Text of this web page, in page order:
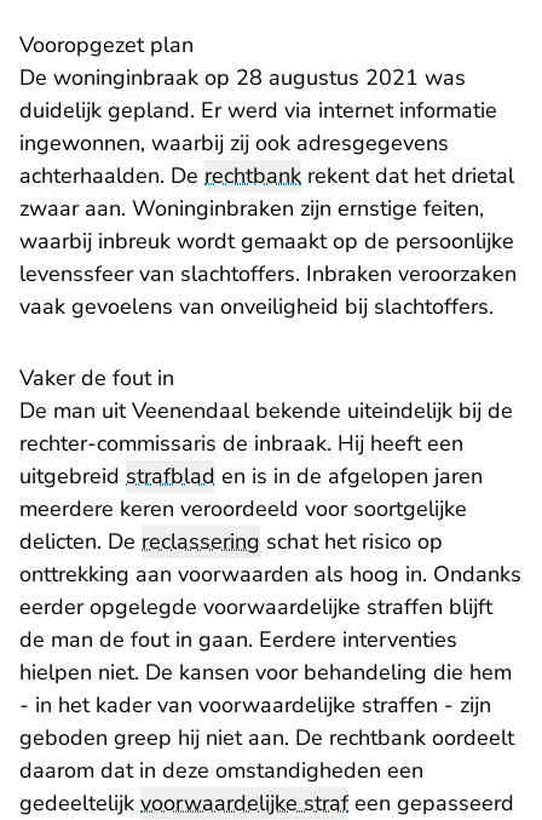
Vooropgezet plan
De woninginbraak op 28 augustus 2021 was
duidelijk gepland. Er werd via internet informatie
ingewonnen, waarbij zij ook adresgegevens
achterhaalden. De rechtbank rekent dat het drietal
zwaar aan. Woninginbraken zijn ernstige feiten,
waarbij inbreuk wordt gemaakt op de persoonlijke
levenssfeer van slachtoffers. Inbraken veroorzaken
vaak gevoelens van onveiligheid bij slachtoffers.
Vaker de fout in
De man uit Veenendaal bekende uiteindelijk bij de
rechter-commissaris de inbraak. Hij heeft een
uitgebreid strafblad en is in de afgelopen jaren
meerdere keren veroordeeld voor soortgelijke
delicten. De reclassering schat het risico op
onttrekking aan voorwaarden als hoog in. Ondanks
eerder opgelegde voorwaardelijke straffen blijft
de man de fout in gaan. Eerdere interventies
hielpen niet. De kansen voor behandeling die hem
- in het kader van voorwaardelijke straffen - zijn
geboden greep hij niet aan. De rechtbank oordeelt
daarom dat in deze omstandigheden een
gedeeltelijk voorwaardelijke strafeen gepasseerd